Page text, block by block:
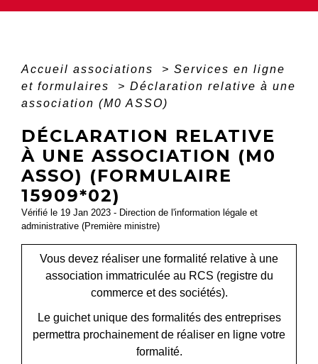
Accueil associations > Services en ligne
et formulaires
> Déclaration relative à une
association (M0 ASSO)
DÉCLARATION RELATIVE
À UNE ASSOCIATION (M0
ASSO) (FORMULAIRE
15909*02)
Vérifié le 19 Jan 2023 - Direction de l'information légale et
administrative (Première ministre)
Vous devez réaliser une formalité relative à une
association immatriculée au RCS (registre du
commerce et des sociétés).
Le guichet unique des formalités des entreprises
permettra prochainement de réaliser en ligne votre
formalité.